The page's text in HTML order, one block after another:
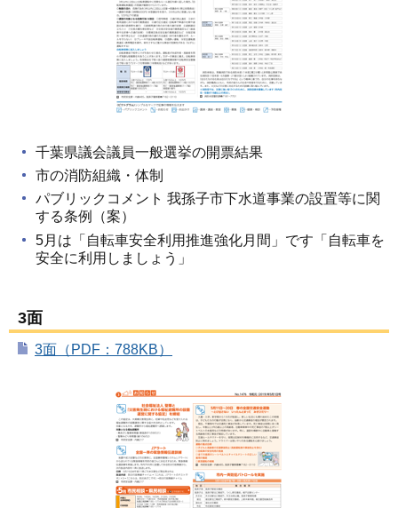
千葉県議会議員一般選挙の開票結果
市の消防組織・体制
パブリックコメント 我孫子市下水道事業の設置等に関
する条例（案）
5月は「自転車安全利用推進強化月間」です「自転車を
安全に利用しましょう」
3面
3面（PDF：788KB）